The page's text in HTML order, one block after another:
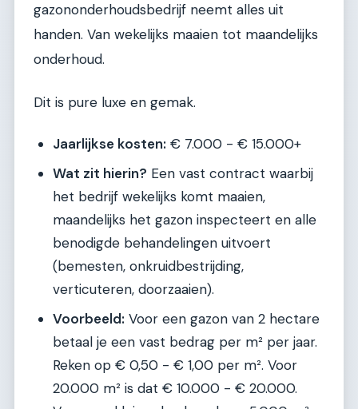
gazononderhoudsbedrijf neemt alles uit
handen. Van wekelijks maaien tot maandelijks
onderhoud.
Dit is pure luxe en gemak.
Jaarlijkse kosten: € 7.000 - € 15.000+
Wat zit hierin? Een vast contract waarbij
het bedrijf wekelijks komt maaien,
maandelijks het gazon inspecteert en alle
benodigde behandelingen uitvoert
(bemesten, onkruidbestrijding,
verticuteren, doorzaaien).
Voorbeeld: Voor een gazon van 2 hectare
betaal je een vast bedrag per m² per jaar.
Reken op € 0,50 - € 1,00 per m². Voor
20.000 m² is dat € 10.000 - € 20.000.